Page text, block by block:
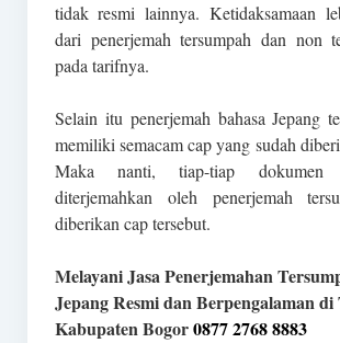
tidak resmi lainnya. Ketidaksamaan
dari penerjemah tersumpah dan non
pada tarifnya.
Selain itu penerjemah bahasa Jepang
memiliki semacam cap yang sudah
Maka nanti, tiap-tiap dokumen
diterjemahkan oleh penerjemah
diberikan cap tersebut.
Melayani Jasa Penerjemahan
Jepang Resmi dan Berpengalaman
Kabupaten Bogor0877 2768 8883